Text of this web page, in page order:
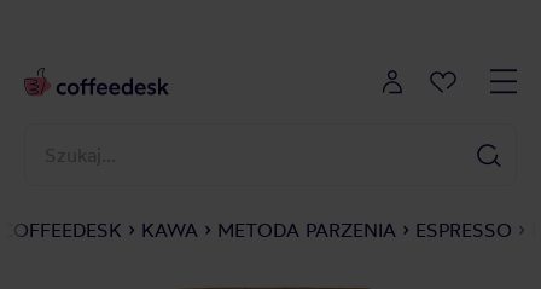
COFFEEDESK KAWA METODA PARZENIA ESPRESSO